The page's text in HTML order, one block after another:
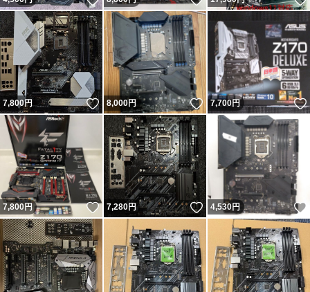
7,800円 いいね！
8,000円 いいね！
7,700円
7,800円 いいね！
7,280円 いいね！
4,530円